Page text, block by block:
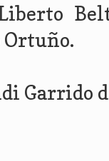
Garrido